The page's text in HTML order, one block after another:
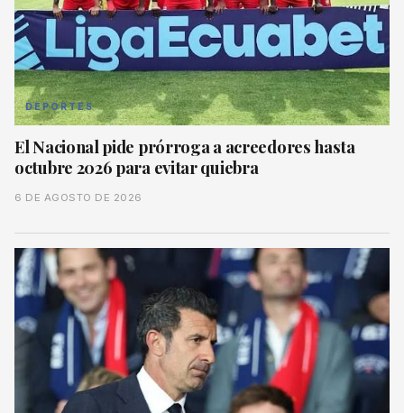
DEPORTES
El Nacional pide prórroga a acreedores hasta
octubre 2026 para evitar quiebra
6 DE AGOSTO DE 2026